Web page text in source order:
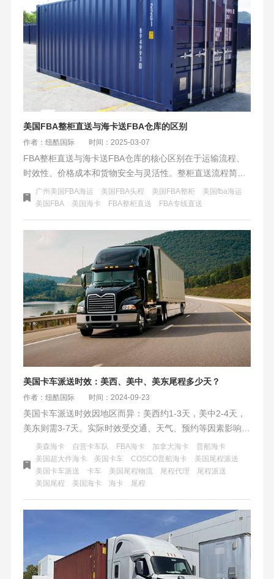
美国FBA整柜直送与海卡送FBA仓库的区别
作者：纽酷国际 时间：2025-03-07
FBA整柜直送与海卡送FBA仓库的核心区别在于运输流程、
时效性、价格成本和货物安全与灵活性。整柜直送流程简
化、时效较短、成本更低、安全性高但灵活性差，适合大宗
稳定货流；海卡则流程相对复杂、时效较长、费用构成复杂
划的情况。
广州美国FBA海运 美国FBA头程 美国FBA整柜
美国fba海运
美国FBA
美国海卡 FBA整柜直送 FBA专线直送
美国卡车派送时效：美西、美中、美东尾程多少天？
作者：纽酷国际 时间：2024-09-23
美国卡车派送时效因地区而异：美西约1-3天，美中2-4天，
美东则需3-7天。实际时效受交通、天气、预约等因素影响，
季节性变化及货物特性也需考虑。选择合适的运输公司和灵
活应对物流动态是关键。
美森海卡 自营卡车队 FBA海卡 加拿大海卡
普船海卡
美国超大件海卡
美国卡车 COSCO普船海卡
美国尾程派送
美国卡车派送
卡车 美国尾程物流 尾程代理
尾程派送
美国尾程
美国海卡 海卡 尾程